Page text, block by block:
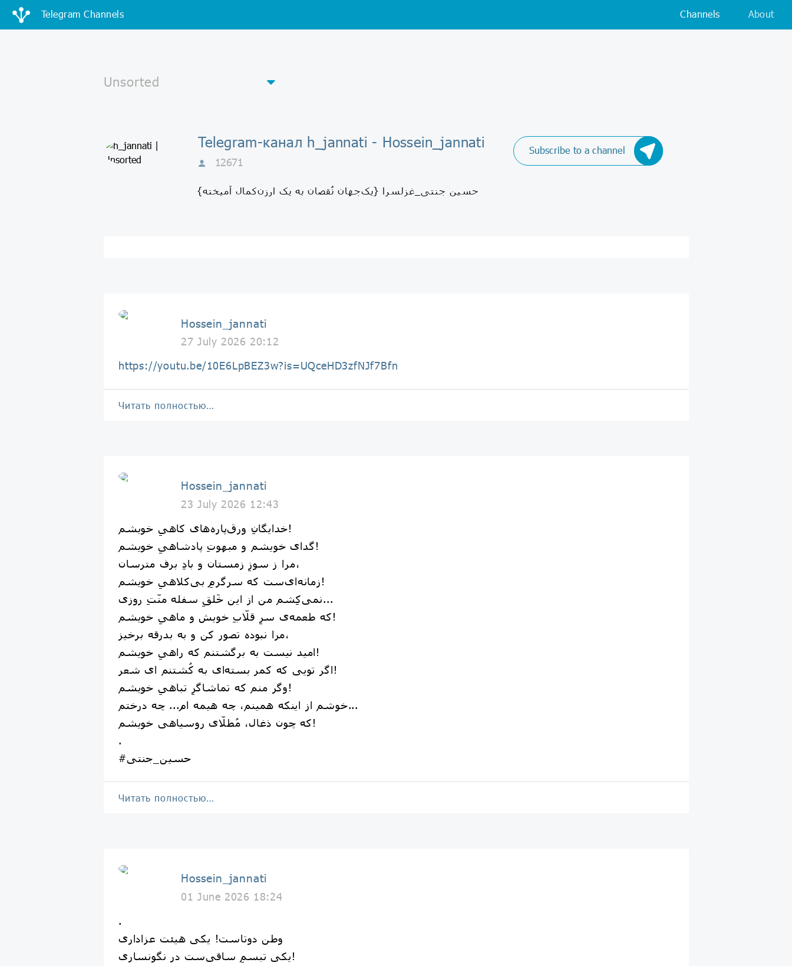
Telegram Channels Channels About
Subscribe to a channel
Telegram-канал h_jannati - Hossein_jannati
12671
حسین جنتی_غزلسرا {یک‌جهان نُقصان به یک ارزن‌کمال آمیخته}
Hossein_jannati
27 July 2026 20:12
https://youtu.be/10E6LpBEZ3w?is=UQceHD3zfNJf7Bfn
Читать полностью…
Hossein_jannati
23 July 2026 12:43
خدایگانِ ورق‌پاره‌های کاهیِ خویشم!
گدای خویشم و مبهوتِ پادشاهیِ خویشم!
مرا ز سوزِ زمستان و بادِ برف مترسان،
زمانه‌ای‌ست که سرگرمِ بی‌کلاهیِ خویشم!
نمی‌کِشم من از این خَلقِ سفله منّتِ روزی...
که طعمه‌ی سرِ قلّابِ خویش و ماهیِ خویشم!
مرا نبوده تصور کن و به بدرقه برخیز،
امید نیست به برگشتنم که راهیِ خویشم!
اگر تویی که کمر بسته‌ای به کُشتنم ای شعر!
وگر منم که تماشاگرِ تباهیِ خویشم!
خوشم از اینکه همینم، چه هیمه ام... چه درختم...
که چون ذغال، مُطلّای روسیاهی خویشم!
.
#حسین_جنتی
Читать полностью…
Hossein_jannati
01 June 2026 18:24
.
وطن دوتاست! یکی هیئت عزاداری
یکی تبسمِ ساقی‌ست در نگونساری!